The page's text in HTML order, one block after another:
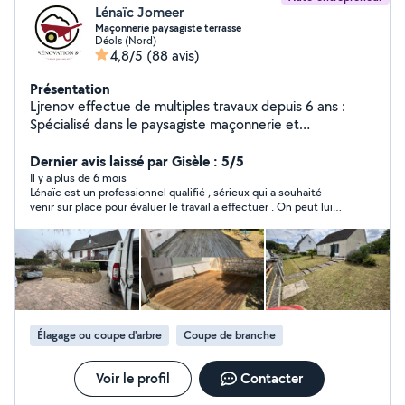
Lénaïc Jomeer
Maçonnerie paysagiste terrasse
Déols (Nord)
4,8/5 (88 avis)
Présentation
Ljrenov effectue de multiples travaux depuis 6 ans :
Spécialisé dans le paysagiste maçonnerie et
jardin en faisant profiter du crédit d'impot (-50%) sur la
facture mais aussi maçonnerie intérieur extérieur
Nettoyage de sol intérieur extérieur et ramassage de
gravats débris ainsi que le terrassement évacuation ,
passage de gaine et pour finir paysagiste terrasse
clôture muret allée court portail bassin .. Hésitez pas à
me contacter si vous avez besoin
Dernier avis laissé par Gisèle : 5/5
Il y a plus de 6 mois
Lénaïc est un professionnel qualifié , sérieux qui a souhaité
venir sur place pour évaluer le travail a effectuer . On peut lui
recommande vivement .Je me permet de communiquer son
N° de téléphone :06 61 75 97 88 . Pour ma part , cela nous a
permis de nous rencontrer facilement.
Élagage ou coupe d'arbre Coupe de branche
Voir le profil Contacter